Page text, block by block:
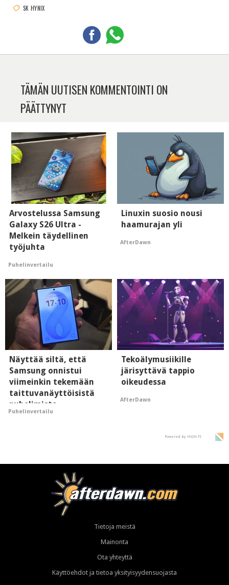
SK HYNIX
TÄMÄN UUTISEN KOMMENTOINTI ON
PÄÄTTYNYT
Arvostelussa Samsung
Galaxy S26 Ultra -
Melkein täydellinen
työjuhta
Puhelinvertailu
Linuxin suosio nousi
haamurajan yli
AfterDawn
Näyttää siltä, että
Samsung onnistui
viimeinkin tekemään
taittuvanäyttöisistä
puhelimista
supersuosittuja
Puhelinvertailu
Tekoälymusiikille
järisyttävä tappio
oikeudessa
AfterDawn
Powered by HIGH.FI
Tietoja meistä
Mainonta
Ota yhteyttä
Käyttöehdot ja tietoa yksityisyydensuojasta